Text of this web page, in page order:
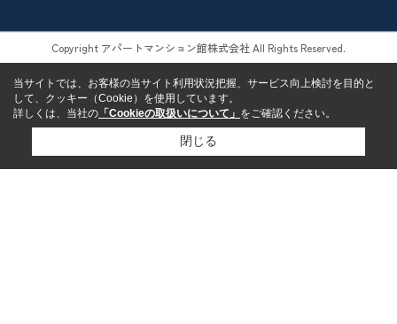
Copyright アパートマンション館株式会社 All Rights Reserved.
当サイトでは、お客様の当サイト利用状況把握、サービス向上検討を目的と
して、クッキー（Cookie）を使用しています。
詳しくは、当社の 「Cookieの取扱いについて」 をご確認ください。
閉じる